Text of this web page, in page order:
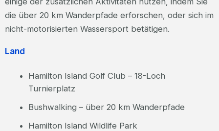
die über 20 km Wanderpfade erforschen, oder sich im
nicht-motorisierten Wassersport betätigen.
Land
Hamilton Island Golf Club – 18-Loch
Turnierplatz
Bushwalking – über 20 km Wanderpfade
Hamilton Island Wildlife Park